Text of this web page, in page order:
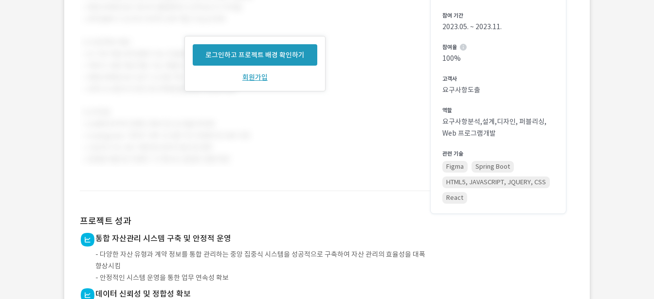
로그인하고 프로젝트 배경 확인하기
회원가입
프로젝트 성과
통합 자산관리 시스템 구축 및 안정적 운영
- 다양한 자산 유형과 계약 정보를 통합 관리하는 중앙 집중식 시스템을 성공적으로 구축하여 자산 관리의 효율성을 대폭
향상시킴
- 안정적인 시스템 운영을 통한 업무 연속성 확보
데이터 신뢰성 및 정합성 확보
참여 기간
2023.05. ~ 2023.11.
참여율
100%
고객사
요구사항도출
역할
요구사항분석,설계,디자인, 퍼블리싱,
Web 프로그램개발
관련 기술
Figma
Spring Boot
HTML5, JAVASCRIPT, JQUERY, CSS
React